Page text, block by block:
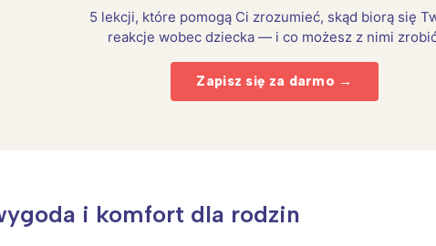
5 lekcji, które pomogą Ci zrozumieć, skąd biorą się
reakcje wobec dziecka — i co możesz z nimi
Zapisz się za darmo →
i komfort dla rodzin